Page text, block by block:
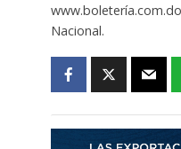
Nacional.